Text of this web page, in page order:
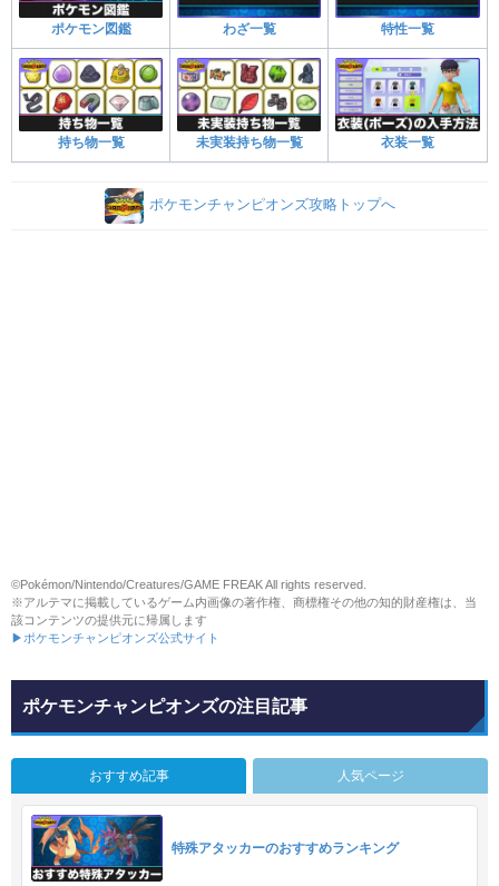
ポケモン図鑑 わざ一覧 特性一覧
持ち物一覧 未実装持ち物一覧 衣装一覧
ポケモンチャンピオンズ攻略トップへ
©Pokémon/Nintendo/Creatures/GAME FREAK All rights reserved.
※アルテマに掲載しているゲーム内画像の著作権、商標権その他の知的財産権は、当
該コンテンツの提供元に帰属します
▶ポケモンチャンピオンズ公式サイト
ポケモンチャンピオンズの注目記事
おすすめ記事 人気ページ
特殊アタッカーのおすすめランキング